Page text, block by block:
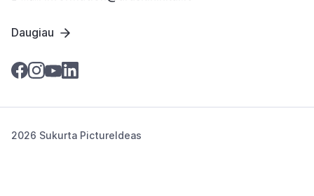
Daugiau
2026 Sukurta PictureIdeas